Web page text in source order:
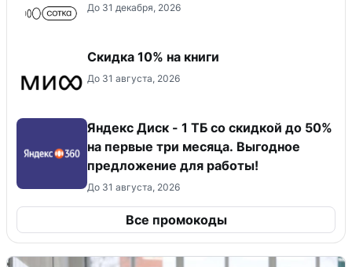
До 31 декабря, 2026
Скидка 10% на книги
До 31 августа, 2026
Яндекс Диск - 1 ТБ со скидкой до 50%
на первые три месяца. Выгодное
предложение для работы!
До 31 августа, 2026
Все промокоды